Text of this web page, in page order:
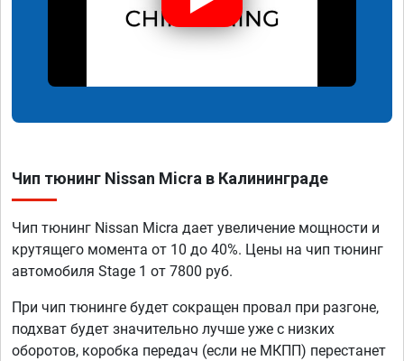
Чип тюнинг Nissan Micra в Калининграде
Чип тюнинг Nissan Micra дает увеличение мощности и
крутящего момента от 10 до 40%. Цены на чип тюнинг
автомобиля Stage 1 от 7800 руб.
При чип тюнинге будет сокращен провал при разгоне,
подхват будет значительно лучше уже с низких
оборотов, коробка передач (если не МКПП) перестанет